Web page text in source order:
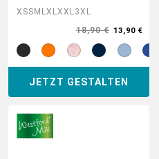
XSS M LXLXXL3XL
18,90 € 13,90 €
JETZT GESTALTEN